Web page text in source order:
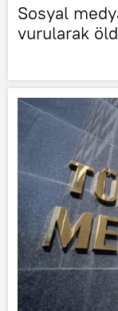
Sosyal
vurularak